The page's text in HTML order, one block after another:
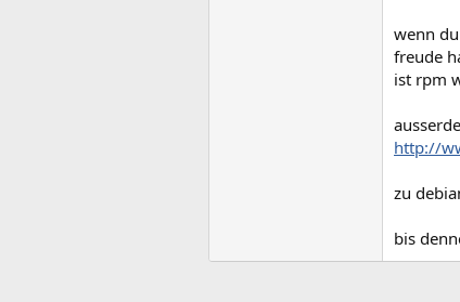
wenn
freude
ist rpm
http://
zu
bis